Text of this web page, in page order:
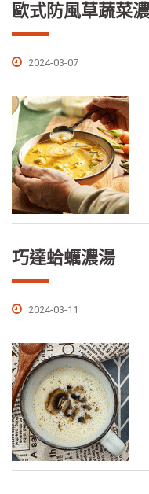
歐式防風草蔬菜
2024-03-07
巧達蛤蠣濃湯
2024-03-11